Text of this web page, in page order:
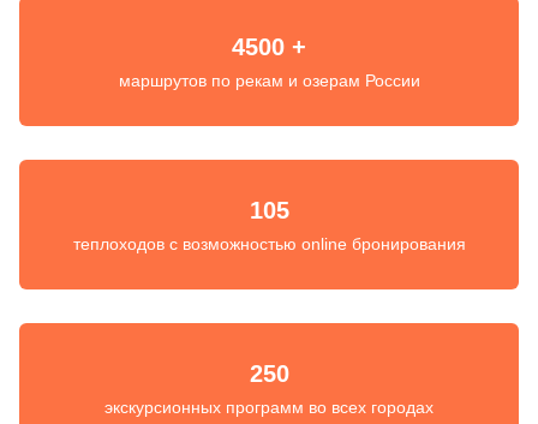
4500 +
маршрутов по рекам и озерам России
105
теплоходов с возможностью online бронирования
250
экскурсионных программ во всех городах